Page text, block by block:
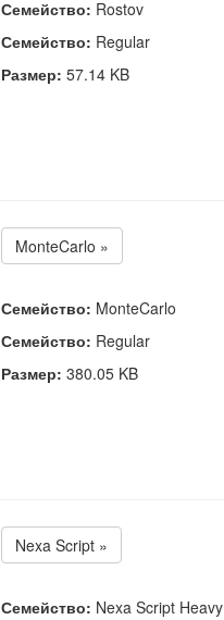
Семейство: Rostov
Семейство: Regular
Размер: 57.14 KB
MonteCarlo »
Семейство: MonteCarlo
Семейство: Regular
Размер: 380.05 KB
Nexa Script »
Семейство: Nexa Script Heavy